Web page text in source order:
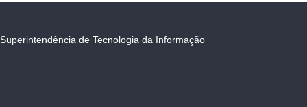
Superintendência de Tecnologia da Informação